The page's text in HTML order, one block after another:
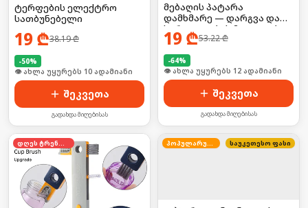
ტერფების ელექტრო
სათბუნებელი
19 ₾38.19₾
-50%
🛒 ბოლო 24სთ-ში იყიდა 12-მა
შეკვეთა
გადახდა მიღებისას
მებაღის პატარა
დამხმარე — დარგვა და
სარეველების მოცილება
უმარტივესად!
19 ₾53.22₾
-64%
🛒 ბოლო 24სთ-ში იყიდა 19-მა
შეკვეთა
გადახდა მიღებისას
დღეს ტრენდში პოპულარული საუკეთესო ფასი